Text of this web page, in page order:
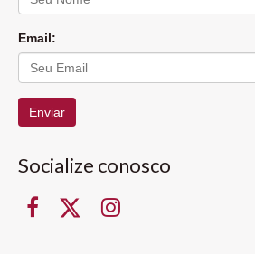
Email:
Enviar
Socialize conosco